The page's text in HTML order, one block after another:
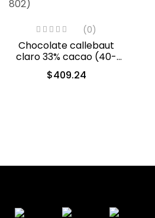
(0)
Chocolate callebaut
claro 33% cacao (40-
802)
$409.24